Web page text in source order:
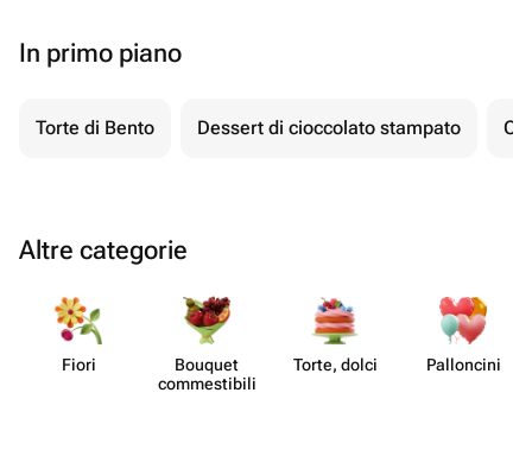
In primo piano
Torte di Bento Dessert di cioccolato stampato
Altre categorie
Fiori
Bouquet
commes​tibili
Torte, dolci Pall​oncini